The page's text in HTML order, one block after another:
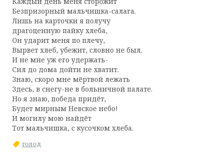
Безпризорный мальчишка-салага.
Лишь на карточки я получу
драгоценную пайку хлеба,
Он ударит меня по плечу,
Вырвет хлеб, убежит, словно не был.
И не мне уж его удержать-
Сил до дома дойти не хватит.
Знаю, скоро мне мёртвой лежать
Здесь, в снегу-не в больничной палате.
Но я знаю, победа придёт,
Будет мирным Невское небо!
И могилу мою найдёт
Тот мальчишка, с кусочком хлеба.
голод